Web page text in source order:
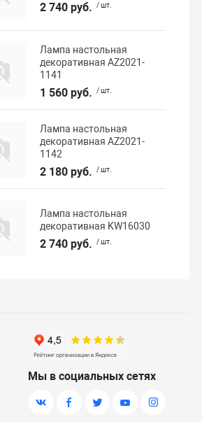
2 740 руб. / шт.
Лампа настольная
декоративная AZ2021-
1141
1 560 руб. / шт.
Лампа настольная
декоративная AZ2021-
1142
2 180 руб. / шт.
Лампа настольная
декоративная KW16030
2 740 руб. / шт.
Мы в социальных сетях